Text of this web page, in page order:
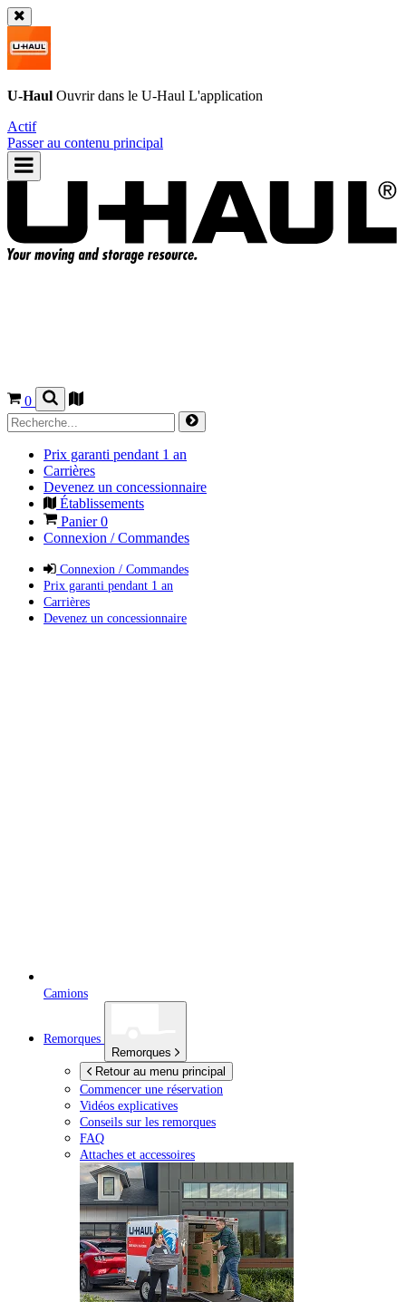
U-Haul Ouvrir dans le U-Haul L'application
Actif
Passer au contenu principal
0
Prix garanti pendant 1 an
Carrières
Devenez un concessionnaire
Établissements
Panier0
Connexion / Commandes
Connexion / Commandes
Prix garanti pendant 1 an
Carrières
Devenez un concessionnaire
Camions
Remorques
Remorques
Retour au menu principal
Commencer une réservation
Vidéos explicatives
Conseils sur les remorques
FAQ
Attaches et accessoires